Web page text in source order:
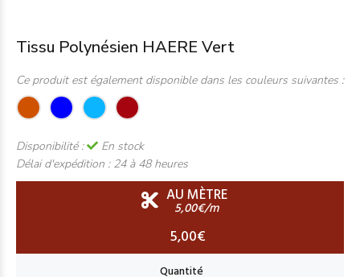
Tissu Polynésien HAERE Vert
Ce produit est également disponible dans les couleurs suivantes :
Disponibilité :
En stock
Délai d'expédition : 24 à 48 heures
AU MÈTRE
5,00€/m
5,00€